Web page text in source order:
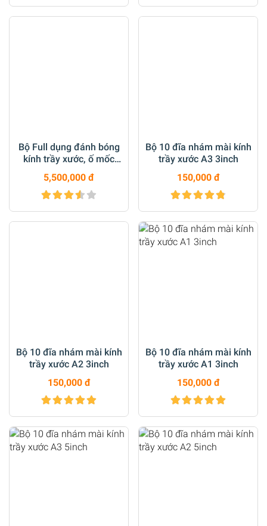
Bộ Full dụng đánh bóng
kính trầy xước, ố mốc
kính (vách kính, gương,
kính xe) M14
5,500,000 đ
Bộ 10 đĩa nhám mài kính
trầy xước A3 3inch
150,000 đ
Bộ 10 đĩa nhám mài kính
trầy xước A2 3inch
150,000 đ
Bộ 10 đĩa nhám mài kính
trầy xước A1 3inch
150,000 đ